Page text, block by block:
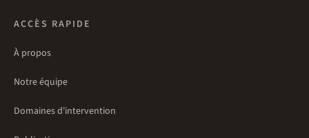
ACCÈS RAPIDE
À propos
Notre équipe
Domaines d'intervention